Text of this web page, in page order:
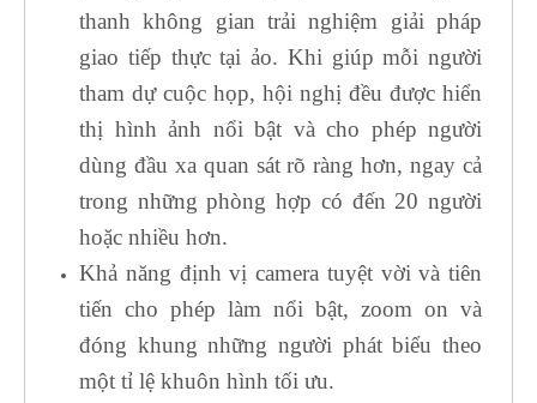
thanh không gian trải nghiệm giải pháp
giao tiếp thực tại ảo. Khi giúp mỗi người
tham dự cuộc họp, hội nghị đều được hiển
thị hình ảnh nổi bật và cho phép người
dùng đầu xa quan sát rõ ràng hơn, ngay cả
trong những phòng hợp có đến 20 người
hoặc nhiều hơn.
Khả năng định vị camera tuyệt vời và tiên
tiến cho phép làm nổi bật, zoom on và
đóng khung những người phát biểu theo
một tỉ lệ khuôn hình tối ưu.